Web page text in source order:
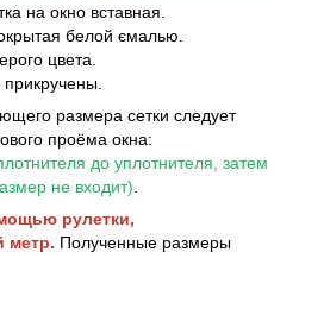
на окно вставная.
белой ємалью.
цвета.
размера сетки следует
проёма окна:
до уплотнителя, затем
не входит)
рулетки,
метр. Полученные размеры